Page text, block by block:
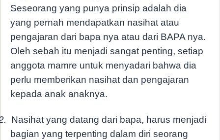
Seseorang yang punya prinsip adalah dia
yang pernah mendapatkan nasihat atau
pengajaran dari bapa nya atau dari BAPA nya.
Oleh sebah itu menjadi sangat penting, setiap
anggota mamre untuk menyadari bahwa dia
perlu memberikan nasihat dan pengajaran
kepada anak anaknya.
Nasihat yang datang dari bapa, harus menjadi
bagian yang terpenting dalam diri seorang